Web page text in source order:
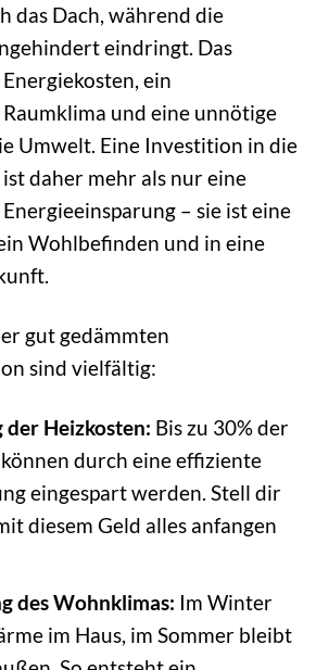
das Dach, während die
eindringt. Das
ein
und eine unnötige
Umwelt. Eine Investition in die
daher mehr als nur eine
– sie ist eine
Wohlbefinden und in eine
gut gedämmten
sind vielfältig:
der Heizkosten: Bis zu 30% der
durch eine effiziente
eingespart werden. Stell dir
diesem Geld alles anfangen
des Wohnklimas: Im Winter
im Haus, im Sommer bleibt